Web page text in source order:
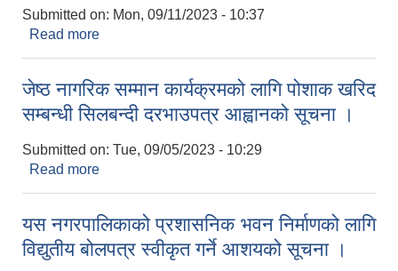
Submitted on: Mon, 09/11/2023 - 10:37
Read more
जेष्ठ नागरिक सम्मान कार्यक्रमको लागि पोशाक खरिद
सम्बन्धी सिलबन्दी दरभाउपत्र आह्वानको सूचना ।
Submitted on: Tue, 09/05/2023 - 10:29
Read more
यस नगरपालिकाको प्रशासनिक भवन निर्माणको लागि
विद्युतीय बोलपत्र स्वीकृत गर्ने आशयको सूचना ।